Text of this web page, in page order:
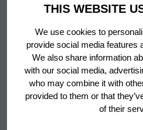
THIS WEBSITE
We use cookies to
provide social media features
We also share information
with our social media,
who may combine it with
provided to them or that
of their
hjActiveVie
wportIds
Hotjar
This
an